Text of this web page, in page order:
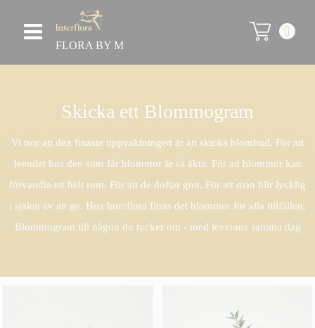
FLORA BY M
0
Skicka ett Blommogram
Vi tror att den finaste uppvaktningen är att skicka blombud. För att
leendet hos den som får blommor är så äkta. För att blommor kan
förvandla ett helt rum. För att de doftar gott. För att man blir lycklig
i själen av att ge. Hos Interflora finns det blommor för alla tillfällen.
Blommogram till någon du tycker om - med leverans samma dag